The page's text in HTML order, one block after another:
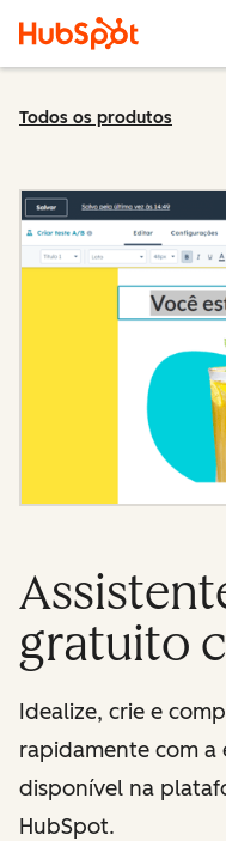
Todos os produtos
gratuito
Idealize, crie e
rapidamente com a
disponível na
HubSpot.